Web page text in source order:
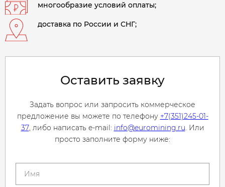
многообразие условий оплаты;
доставка по России и СНГ;
Оставить заявку
Задать вопрос или запросить коммерческое
предложение вы можете по телефону +7(351)245-01-
37, либо написать e-mail: info@euromining.ru. Или
просто заполните форму ниже: